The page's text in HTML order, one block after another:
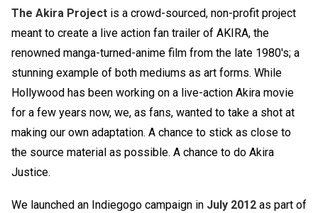
The Akira Project is a crowd-sourced, non-profit project
meant to create a live action fan trailer of AKIRA, the
renowned manga-turned-anime film from the late 1980′s; a
stunning example of both mediums as art forms. While
Hollywood has been working on a live-action Akira movie
for a few years now, we, as fans, wanted to take a shot at
making our own adaptation. A chance to stick as close to
the source material as possible. A chance to do Akira
Justice.
We launched an Indiegogo campaign in July 2012 as part of